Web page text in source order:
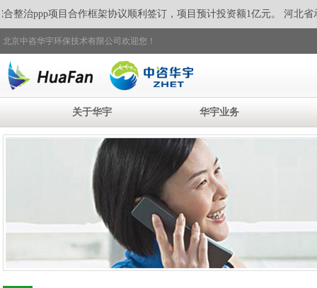
治ppp项目合作框架协议顺利签订， 项目预计投资额1亿元。 河北省
北京中咨华宇环保技术有限公司欢迎您！
关于华宇 华宇业务